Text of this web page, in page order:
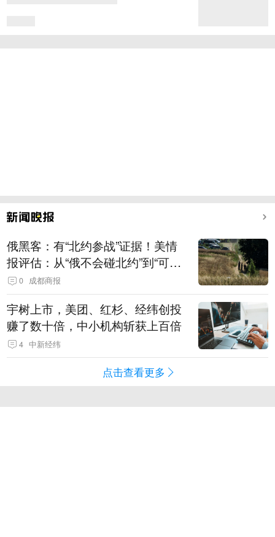
俄黑客：有“北约参战”证据！美情
报评估：从“俄不会碰北约”到“可能
发动有限攻击”
0 成都商报
宇树上市，美团、红杉、经纬创投
赚了数十倍，中小机构斩获上百倍
4 中新经纬
点击查看更多